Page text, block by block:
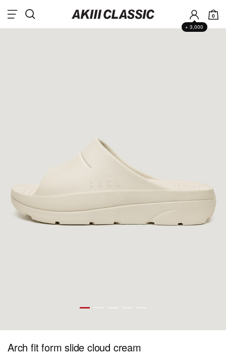
+ 3,000
0
Arch fit form slide cloud cream